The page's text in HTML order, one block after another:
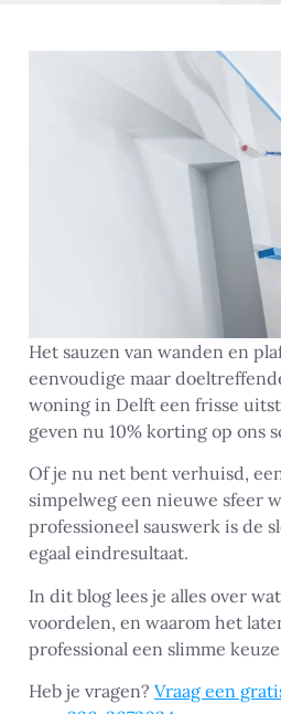
Het sauzen van wanden en
eenvoudige maar
woning in Delft een frisse
geven nu 10% korting op ons
Of je nu net bent verhuisd,
simpelweg een nieuwe sfeer
professioneel sauswerk is de
egaal eindresultaat.
In dit blog lees je alles over
voordelen, en waarom het
professional een slimme
Heb je vragen? Vraag een